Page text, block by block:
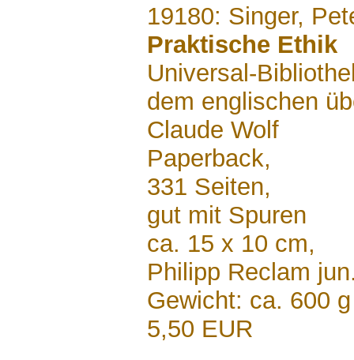
19180: Singer,
Praktische Ethik
Universal-
dem englischen
Claude Wolf
Paperback,
331 Seiten,
gut mit Spuren
ca. 15 x 10 cm,
Philipp Reclam
Gewicht: ca. 600 g
5,50 EUR